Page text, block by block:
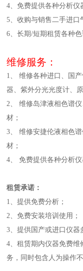
4、免费提供各种分析仪
5、收购与销售二手进口
6、长期/短期租赁各种
维修服务：
1、 维修各种进口、国
器、紫外分光光度计、
2、 维修岛津液相色谱
材；
3、 维修安捷伦液相色
材；
4、 免费提供各种分析
租赁承诺：
1、提供免费分析；
2、免费安装培训使用；
3、提供国产或进口仪器
4、租赁期内仪器免费
务，同时包含人为操作